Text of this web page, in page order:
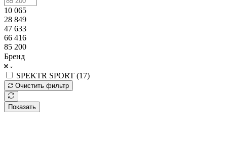
10 065
28 849
47 633
66 416
85 200
Бренд
SPEKTR SPORT (17)
Очистить фильтр
Показать